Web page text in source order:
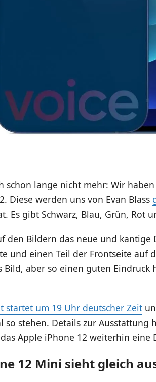
schon lange nicht mehr: Wir
Diese werden uns von Evan Blass
Es gibt Schwarz, Blau, Grün, Rot
den Bildern das neue und
und einen Teil der Frontseite auf
Bild, aber so einen guten Eindruck
startet um 19 Uhr deutscher Zeit
so stehen. Details zur Ausstattung
Apple iPhone 12 weiterhin eine
12 Mini sieht gleich